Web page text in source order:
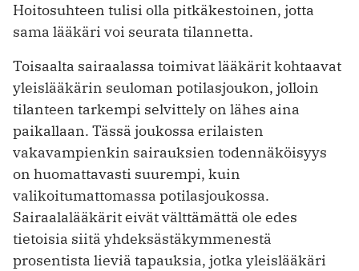
Hoitosuhteen tulisi olla pitkäkestoinen, jotta
sama lääkäri voi seurata tilannetta.
Toisaalta sairaalassa toimivat lääkärit kohtaavat
yleislääkärin seuloman potilasjoukon, jolloin
tilanteen tarkempi selvittely on lähes aina
paikallaan. Tässä joukossa erilaisten
vakavampienkin sairauksien todennäköisyys
on huomattavasti suurempi, kuin
valikoitumattomassa potilasjoukossa.
Sairaalalääkärit eivät välttämättä ole edes
tietoisia siitä yhdeksästäkymmenestä
prosentista lieviä tapauksia, jotka yleislääkäri